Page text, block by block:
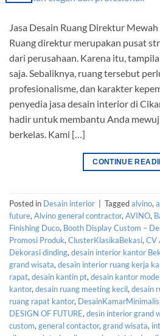
Jasa Desain Ruang Direktur
Ruang direktur merupakan pusat
dari perusahaan. Karena itu,
saja. Sebaliknya, ruang tersebut
profesionalisme, dan karakter
penyedia jasa desain interior di
hadir untuk membantu Anda
berkelas. Kami […]
CONTINUE
Posted in Desain interior Taggedalvino,
future, Alvino general contractor, AVINO,
Finishing Duco, Booth Display Custom –
Promosi Produk, ClusterKlasikaBekasi, CV
Dekorasi dinding, desain interior kantor
grand wisata, desain interior ruang kerja
rapat, desain kantin pt, desain kantor
kantor, desain ruang meeting kecil, desain
ruang rapat kantor, DesainKamarMinimalis,
DESIGN OF FUTURE, desin interior grand
custom, general contactor, grand wisata,